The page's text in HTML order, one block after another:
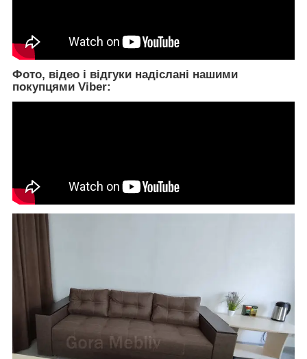
Фото, відео і відгуки надіслані нашими
покупцями Viber: